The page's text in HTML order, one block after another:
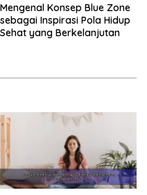
Mengenal Konsep Blue Zone
sebagai Inspirasi Pola Hidup
Sehat yang Berkelanjutan